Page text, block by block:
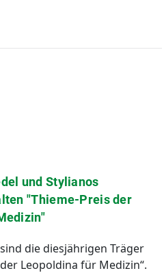
und Stylianos
"Thieme-Preis der
die diesjährigen Träger
Leopoldina für Medizin“.